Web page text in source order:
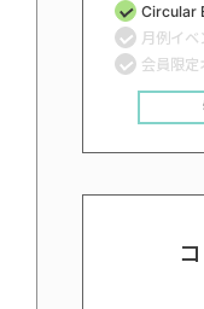
Circular
月例イ
会員限定